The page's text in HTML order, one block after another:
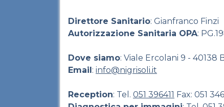
Direttore Sanitario: Gianfranco Finzi
Autorizzazione Sanitaria OPA:
Dove siamo: Viale Ercolani 9 - 40138
Email: info@nigrisoli.it
Reception: Tel. 051 396411 Fax: 051